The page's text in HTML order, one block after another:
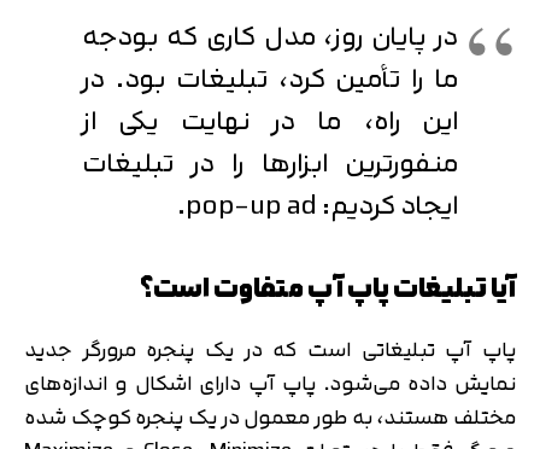
در پایان روز، مدل کاری که بودجه
ما را تأمین کرد، تبلیغات بود. در
این راه، ما در نهایت یکی از
منفورترین ابزارها را در تبلیغات
ایجاد کردیم: pop-up ad.
آیا تبلیغات پاپ آپ متفاوت است؟
پاپ آپ تبلیغاتی است که در یک پنجره مرورگر جدید
نمایش داده می‌شود. پاپ آپ دارای اشکال و اندازه‌های
مختلف هستند، به طور معمول در یک پنجره کوچک شده